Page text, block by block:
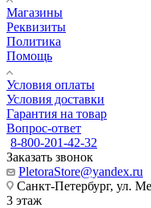
Магазины
Реквизиты
Политика
Помощь
Условия оплаты
Условия доставки
Гарантия на товар
Вопрос-ответ
8-800-201-42-32
Заказать звонок
PletoraStore@yandex.ru
Санкт-Петербург, ул.
3 этаж